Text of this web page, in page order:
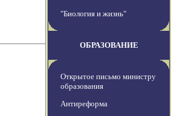
"Биология и жизнь"
ОБРАЗОВАНИЕ
Открытое письмо министру
образования
Антиреформа